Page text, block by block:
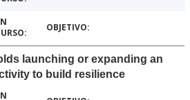
launching or expanding an
to build resilience